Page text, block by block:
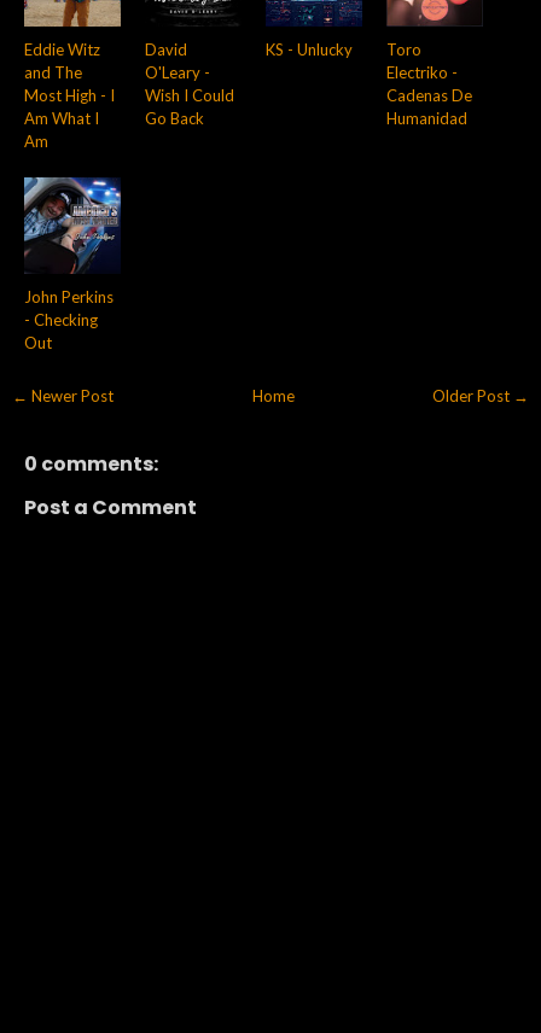
Eddie Witz
and The
Most High - I
Am What I
Am
David
O'Leary -
Wish I Could
Go Back
KS - Unlucky
Toro
Electriko -
Cadenas De
Humanidad
John Perkins
- Checking
Out
← Newer Post Older Post →
Home
0 comments:
Post a Comment